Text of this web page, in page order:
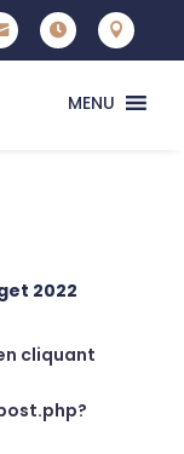


MENU
2022
cliquant